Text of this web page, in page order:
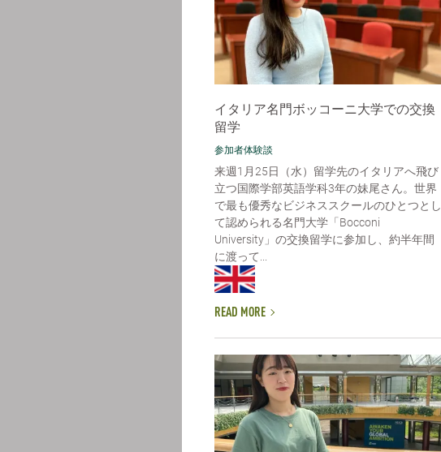
イタリア名門ボッコーニ大学での交換
留学
参加者体験談
来週1月25日（水）留学先のイタリアへ飛び
立つ国際学部英語学科3年の妹尾さん。世界
で最も優秀なビジネススクールのひとつとし
て認められる名門大学「Bocconi
University」の交換留学に参加し、約半年間
に渡って...
READ MORE